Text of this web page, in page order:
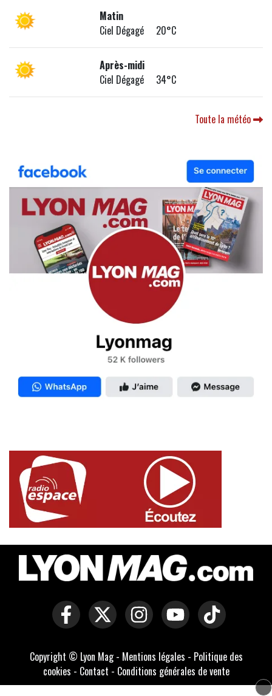
Matin
Ciel Dégagé 20°C
Après-midi
Ciel Dégagé 34°C
Toute la météo
Copyright © Lyon Mag - Mentions légales - Politique des
cookies - Contact - Conditions générales de vente